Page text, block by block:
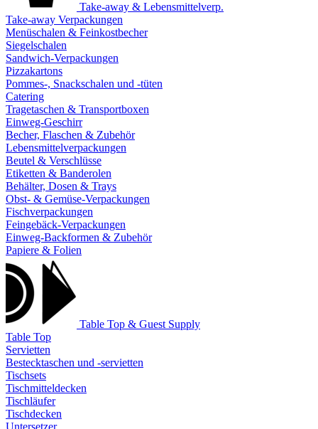
Take-away & Lebensmittelverp.
Take-away Verpackungen
Menüschalen & Feinkostbecher
Siegelschalen
Sandwich-Verpackungen
Pizzakartons
Pommes-, Snackschalen und -tüten
Catering
Tragetaschen & Transportboxen
Einweg-Geschirr
Becher, Flaschen & Zubehör
Lebensmittelverpackungen
Beutel & Verschlüsse
Etiketten & Banderolen
Behälter, Dosen & Trays
Obst- & Gemüse-Verpackungen
Fischverpackungen
Feingebäck-Verpackungen
Einweg-Backformen & Zubehör
Papiere & Folien
Table Top & Guest Supply
Table Top
Servietten
Bestecktaschen und -servietten
Tischsets
Tischmitteldecken
Tischläufer
Tischdecken